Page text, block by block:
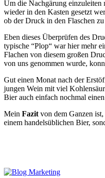
Um die Nachgärung einzuleiten
wieder in den Kasten gesetzt
ob der Druck in den Flaschen
Eben dieses Überprüfen des
typische “Plop“ war hier mehr
Flachen von diesem großen
von uns genommen wurde,
Gut einen Monat nach der
jungen Wein mit viel
Bier auch einfach nochmal
Mein Fazit von dem Ganzen
einem handelsüblichen Bier,